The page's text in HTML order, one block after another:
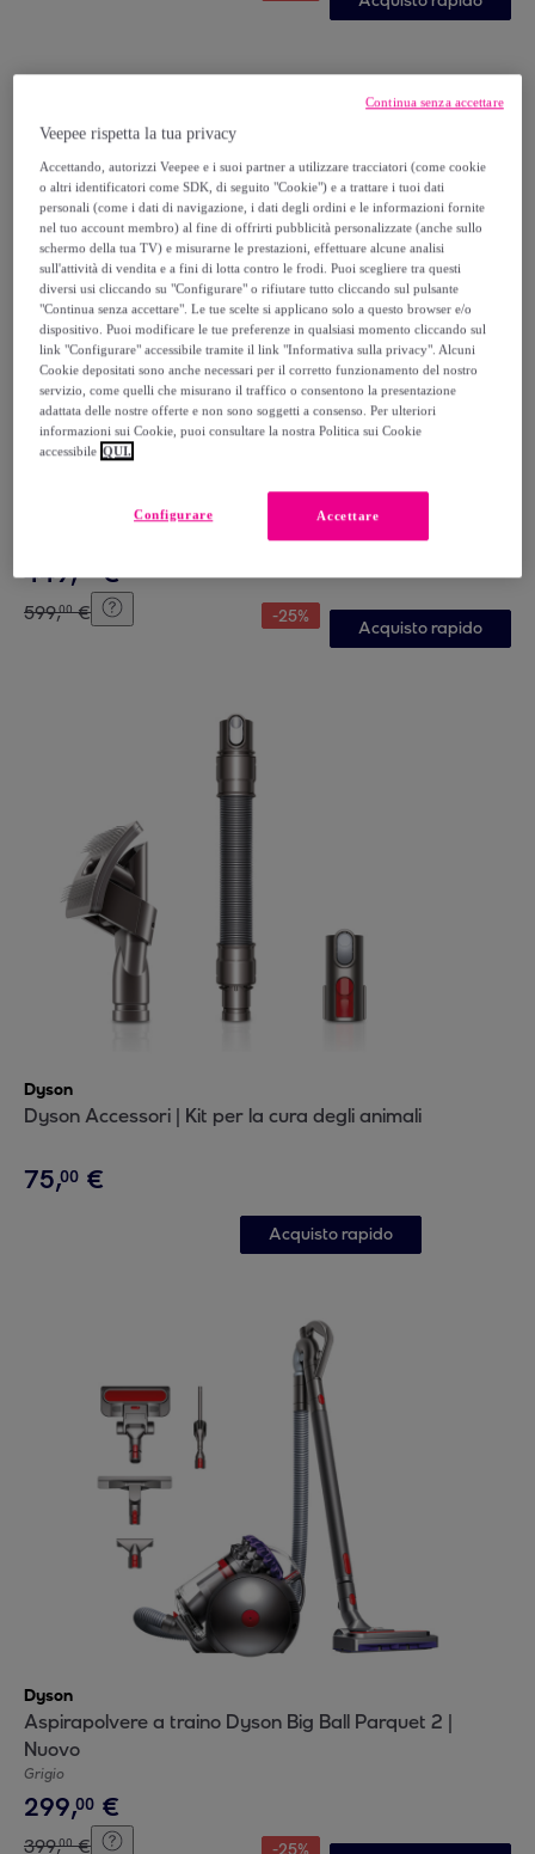
Dyson
Purificatore Termoventilatore Dyson Purifier Hot+Cool
449, €
599,00 € -25%
Acquisto rapido
Dyson
Dyson Accessori | Kit per la cura degli animali
75,00 €
Acquisto rapido
Dyson
Aspirapolvere a traino Dyson Big Ball Parquet 2 |
Nuovo
Grigio
299,00 €
399,00 € -25%
Veepee rispetta la tua privacy
Accettando, autorizzi Veepee e i suoi partner a utilizzare tracciatori (come cookie
o altri identificatori come SDK, di seguito "Cookie") e a trattare i tuoi dati
personali (come i dati di navigazione, i dati degli ordini e le informazioni fornite
nel tuo account membro) al fine di offrirti pubblicità personalizzate (anche sullo
schermo della tua TV) e misurarne le prestazioni, effettuare alcune analisi
sull'attività di vendita e a fini di lotta contro le frodi. Puoi scegliere tra questi
diversi usi cliccando su "Configurare" o rifiutare tutto cliccando sul pulsante
"Continua senza accettare". Le tue scelte si applicano solo a questo browser e/o
dispositivo. Puoi modificare le tue preferenze in qualsiasi momento cliccando sul
link "Configurare" accessibile tramite il link "Informativa sulla privacy". Alcuni
Cookie depositati sono anche necessari per il corretto funzionamento del nostro
servizio, come quelli che misurano il traffico o consentono la presentazione
adattata delle nostre offerte e non sono soggetti a consenso. Per ulteriori
informazioni sui Cookie, puoi consultare la nostra Politica sui Cookie
accessibile QUI.
Accettare
Configurare
Continua senza accettare